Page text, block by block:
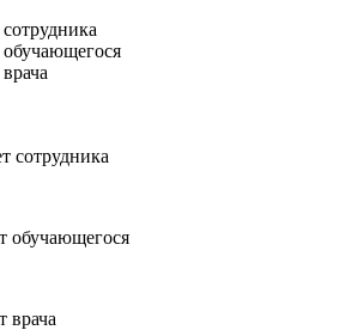
сотрудника
обучающегося
врача